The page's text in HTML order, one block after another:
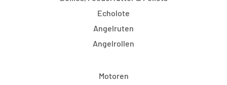
Echolote
Angelruten
Angelrollen
Motoren